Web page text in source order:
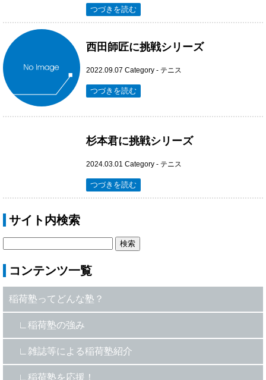
つづきを読む
西田師匠に挑戦シリーズ
2022.09.07 Category - テニス
つづきを読む
杉本君に挑戦シリーズ
2024.03.01 Category - テニス
つづきを読む
サイト内検索
コンテンツ一覧
稲荷塾ってどんな塾？
稲荷塾の強み
雑誌等による稲荷塾紹介
稲荷塾を応援！